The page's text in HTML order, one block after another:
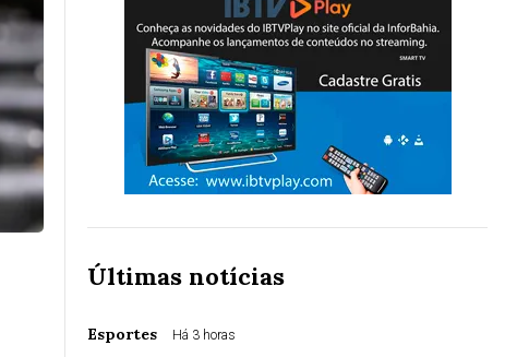
Últimas notícias
Esportes Há 3 horas